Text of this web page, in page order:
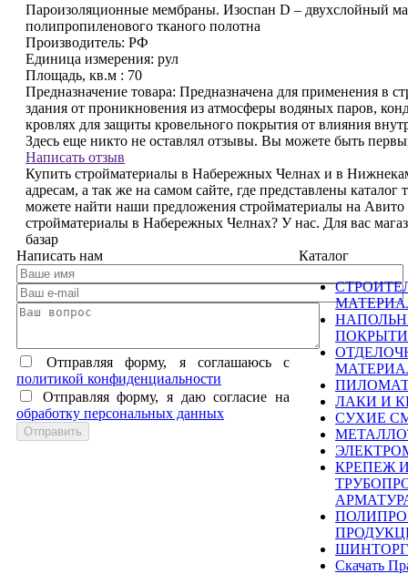
Пароизоляционные мембраны. Изоспан D – двухслойный
полипропиленового тканого полотна
Производитель: РФ
Единица измерения: рул
Площадь, кв.м : 70
Предназначение товара: Предназначена для применения в
здания от проникновения из атмосферы водяных паров,
кровлях для защиты кровельного покрытия от влияния
Здесь еще никто не оставлял отзывы. Вы можете быть
Написать отзыв
Купить стройматериалы в Набережных Челнах и в
адресам, а так же на самом сайте, где представлены
можете найти наши предложения стройматериалы на
стройматериалы в Набережных Челнах? У нас. Для вас
базар
Написать нам
Отправляя форму, я соглашаюсь c
политикой конфиденциальности
Отправляя форму, я даю согласие на
обработку персональных данных
Каталог
ЛАКИ И
СУХИЕ
КРЕПЕЖ
ШИНТОРГ
Скачать